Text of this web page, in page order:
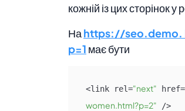
кожній із цих сторінок у
Наhttps://
p=1 має бути
<link rel="next" href=
women.html?p=2" />